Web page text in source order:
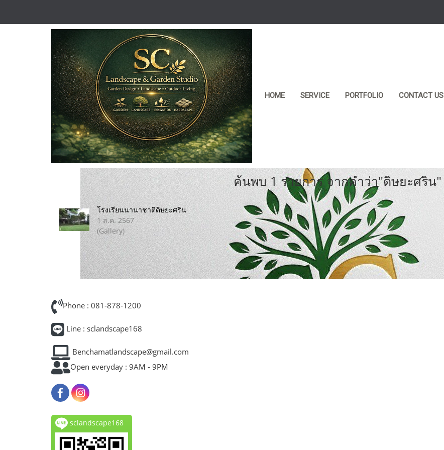
HOME SERVICE PORTFOLIO CONTACT US
ค้นพบ 1 รายการ จากคำว่า"ดิษยะศริน"
โรงเรียนนานาชาติดิษยะศริน
1 ส.ค. 2567
(Gallery)
Phone : 081-878-1200
Line : sclandscape168
Benchamatlandscape@gmail.com
Open everyday : 9AM - 9PM
sclandscape168